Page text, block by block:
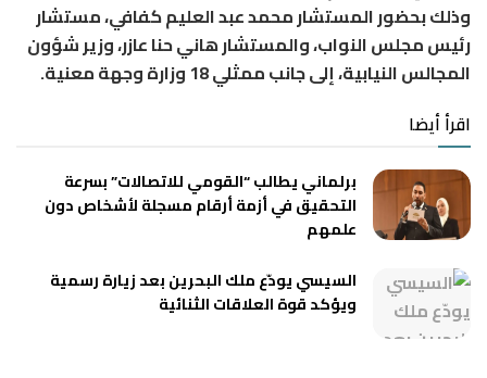
وذلك بحضور المستشار محمد عبد العليم كفافي، مستشار
رئيس مجلس النواب، والمستشار هاني حنا عازر، وزير شؤون
المجالس النيابية، إلى جانب ممثلي 18 وزارة وجهة معنية.
اقرأ أيضا
برلماني يطالب “القومي للاتصالات” بسرعة
التحقيق في أزمة أرقام مسجلة لأشخاص دون
علمهم
السيسي يودّع ملك البحرين بعد زيارة رسمية
ويؤكد قوة العلاقات الثنائية